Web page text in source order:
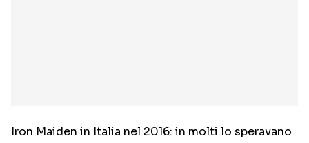
Iron Maiden in Italia nel 2016: in molti lo speravano